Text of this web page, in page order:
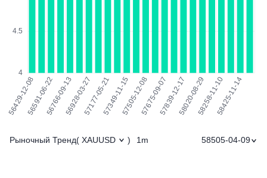
Рыночный Тренд( XAUUSD ) 1m 58505-04-09